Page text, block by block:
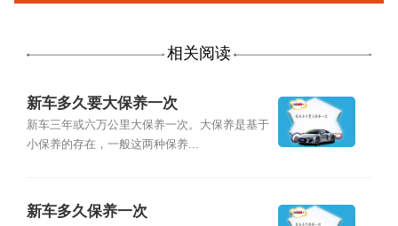
相关阅读
新车多久要大保养一次
新车三年或六万公里大保养一次。大保养是基于
小保养的存在，一般这两种保养...
新车多久保养一次